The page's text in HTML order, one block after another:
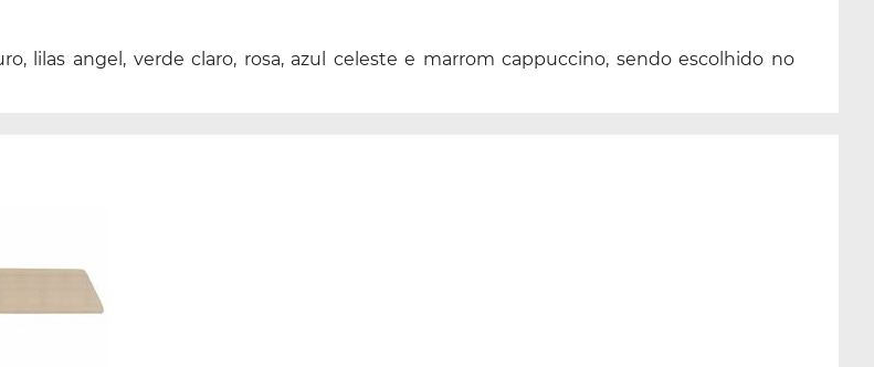
lilas angel, verde claro, rosa, azul celeste e marrom cappuccino, sendo escolhido no